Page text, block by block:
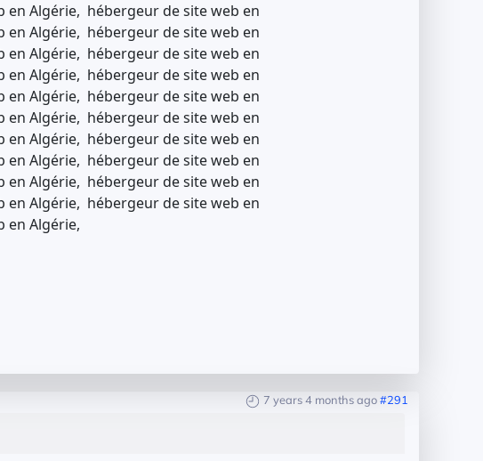
Algérie, hébergeur de site web en
Algérie, hébergeur de site web en
Algérie, hébergeur de site web en
Algérie, hébergeur de site web en
Algérie, hébergeur de site web en
Algérie, hébergeur de site web en
Algérie, hébergeur de site web en
Algérie, hébergeur de site web en
Algérie, hébergeur de site web en
Algérie, hébergeur de site web en
en Algérie,
7 years 4 months ago#291